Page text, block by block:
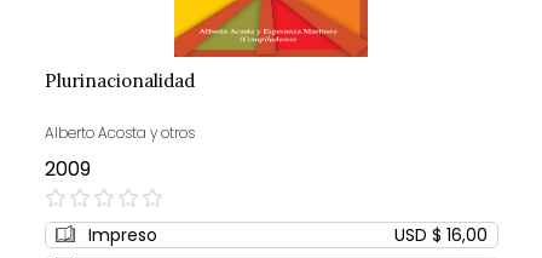
Plurinacionalidad
Alberto Acosta y otros
2009
0%
Impreso
USD $ 16,00